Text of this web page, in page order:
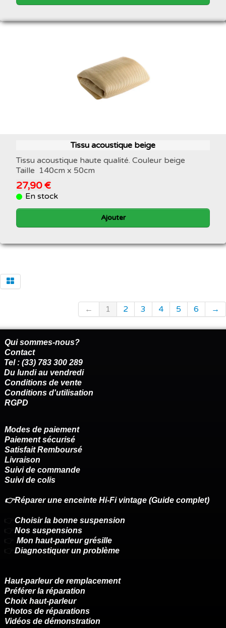
Tissu acoustique beige
Tissu acoustique haute qualité. Couleur beige
Taille 140cm x 50cm
27,90 €
En stock
Ajouter
← 1 2 3 4 5 6 →
Qui sommes-nous?
Contact
Tel : (33) 783 300 289
Du lundi au vendredi
Conditions de vente
Conditions d'utilisation
RGPD
Modes de paiement
Paiement sécurisé
Satisfait Remboursé
Livraison
Suivi de commande
Suivi de colis
👉Réparer une enceinte Hi-Fi vintage (Guide complet)
👉 Choisir la bonne suspension
👉 Nos suspensions
👉 Mon haut-parleur grésille
👉 Diagnostiquer un problème
Haut-parleur de remplacement
Préférer la réparation
Choix haut-parleur
Photos de réparations
Vidéos de démonstration